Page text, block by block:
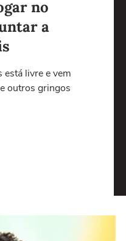
no
a
está livre e vem
outros gringos